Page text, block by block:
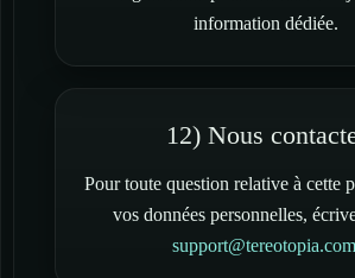
information dédiée.
12) Nous
Pour toute question relative à cette
vos données personnelles,
support@tereotopia.com